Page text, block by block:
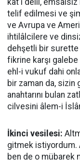
kat'î delil,
telif edilmesi ve
ve Avrupa ve
ihtilâlcilere ve
dehşetli bir
fikrine karşı
ehl-i vukuf dahi
bir zaman da, sizin
anahtarını bulan
cilvesini âlem-i
İkinci vesilesi:
gitmek istiyordum.
ben de o mübarek